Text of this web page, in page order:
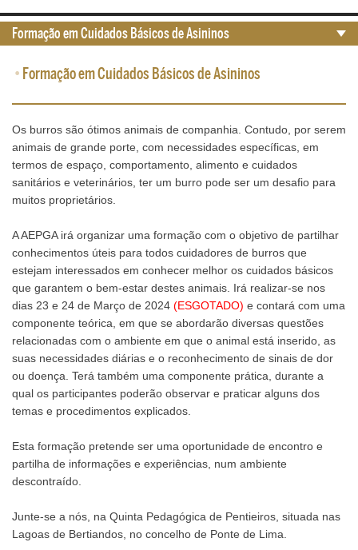
• Formação em Cuidados Básicos de Asininos
Os burros são ótimos animais de companhia. Contudo, por serem
animais de grande porte, com necessidades específicas, em
termos de espaço, comportamento, alimento e cuidados
sanitários e veterinários, ter um burro pode ser um desafio para
muitos proprietários.
A AEPGA irá organizar uma formação com o objetivo de partilhar
conhecimentos úteis para todos cuidadores de burros que
estejam interessados em conhecer melhor os cuidados básicos
que garantem o bem-estar destes animais. Irá realizar-se nos
dias 23 e 24 de Março de 2024 (ESGOTADO) e contará com uma
componente teórica, em que se abordarão diversas questões
relacionadas com o ambiente em que o animal está inserido, as
suas necessidades diárias e o reconhecimento de sinais de dor
ou doença. Terá também uma componente prática, durante a
qual os participantes poderão observar e praticar alguns dos
temas e procedimentos explicados.
Esta formação pretende ser uma oportunidade de encontro e
partilha de informações e experiências, num ambiente
descontraído.
Junte-se a nós, na Quinta Pedagógica de Pentieiros, situada nas
Lagoas de Bertiandos, no concelho de Ponte de Lima.
Formação em Cuidados Básicos de Asininos